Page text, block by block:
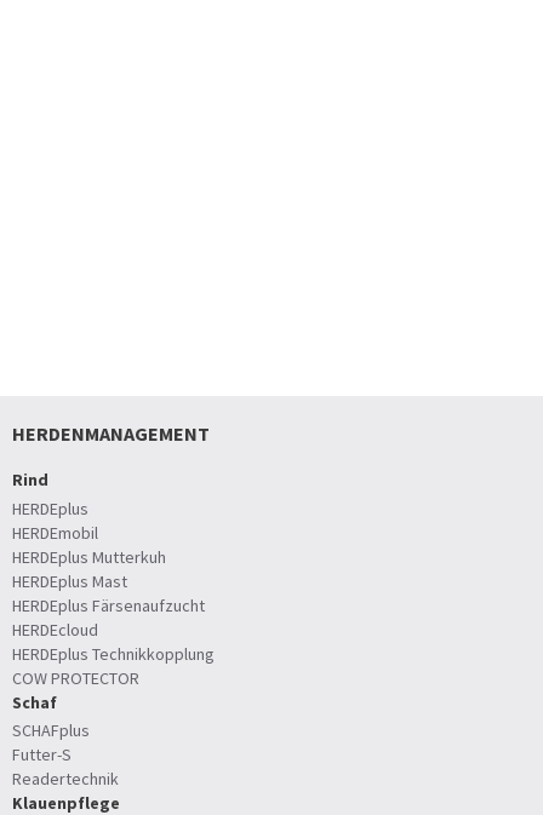
HERDENMANAGEMENT
Rind
HERDEplus
HERDEmobil
HERDEplus Mutterkuh
HERDEplus Mast
HERDEplus Färsenaufzucht
HERDEcloud
HERDEplus Technikkopplung
COW PROTECTOR
Schaf
SCHAFplus
Futter-S
Readertechnik
Klauenpflege